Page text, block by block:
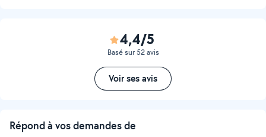
4,4/5
Basé sur 52 avis
Voir ses avis
Répond à vos demandes de